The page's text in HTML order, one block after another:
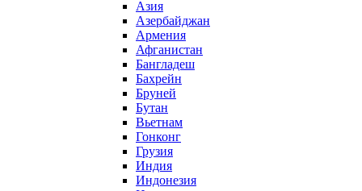
Азия
Азербайджан
Армения
Афганистан
Бангладеш
Бахрейн
Бруней
Бутан
Вьетнам
Гонконг
Грузия
Индия
Индонезия